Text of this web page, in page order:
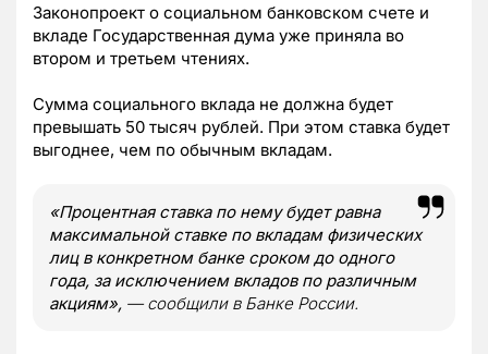
Законопроект о социальном банковском счете и
вкладе Государственная дума уже приняла во
втором и третьем чтениях.
Сумма социального вклада не должна будет
превышать 50 тысяч рублей. При этом ставка будет
выгоднее, чем по обычным вкладам.
«Процентная ставка по нему будет равна
максимальной ставке по вкладам физических
лиц в конкретном банке сроком до одного
года, за исключением вкладов по различным
акциям», — сообщили в Банке России.